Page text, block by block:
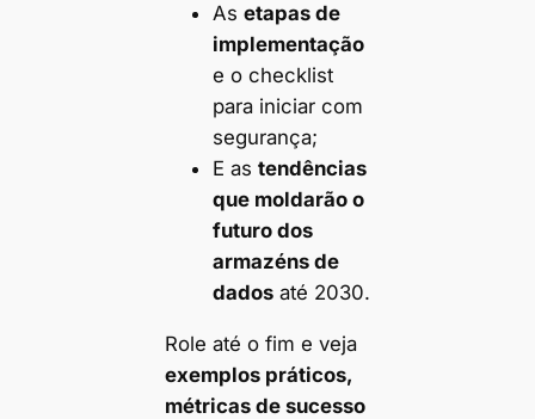
As etapas de
implementação
e o checklist
para iniciar com
segurança;
E as tendências
que moldarão o
futuro dos
armazéns de
dadosaté 2030.
Role até o fim e veja
exemplos práticos,
métricas de sucesso